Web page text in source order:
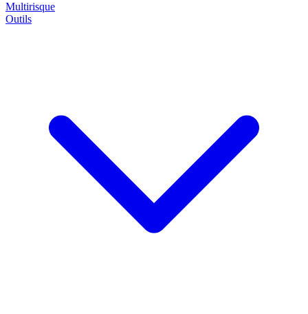
Multirisque
Outils